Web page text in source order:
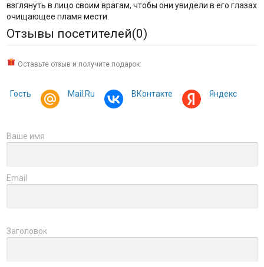
взглянуть в лицо своим врагам, чтобы они увидели в его глазах
очищающее пламя мести.
Отзывы посетителей(0)
Оставьте отзыв и получите подарок:
Гость Mail.Ru ВКонтакте Яндекс
Ваше имя
Email
Заголовок